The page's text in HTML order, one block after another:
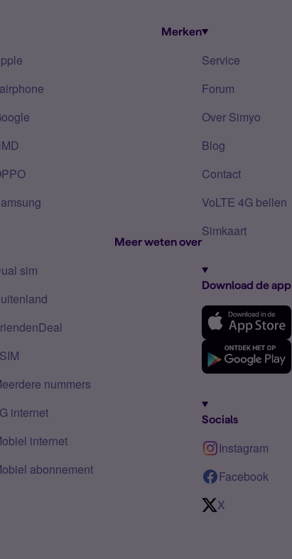
Merken
Meer weten over
sim
nummers
internet
internet
abonnement
Service
Forum
Over Simyo
Blog
Contact
VoLTE 4G bellen
Simkaart
Download de app
Socials
Instagram
Facebook
X